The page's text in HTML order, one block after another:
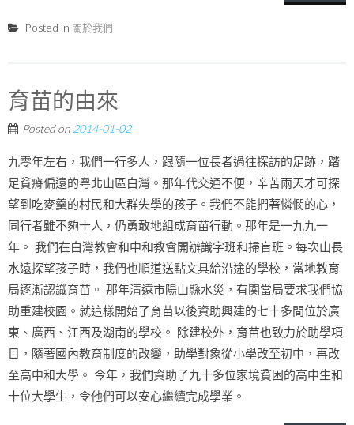
Posted in 關於我們
育苗的由來
Posted on 2014-01-02
九零年左右，我們一行多人，跟隨一位長者過往探訪的足跡，踏
足貧瘠偏遠的粵北山區白灣。那年代交通不便，辛苦兩天才可探
望到吃麥羹的村民和大群失學的孩子。我們不能捫著憐憫的心，
同行者雖不夠十人，仍勇敢地組成育苗行動。那年是一九九一
年。 我們在白灣教會和中和教會開辦識字班和掃盲班。每次山長
水遠探望孩子時，我們也順道送點文具給沿途的學校，當地教育
局逐漸認識育苗。 那年清遠市陽山縣水災，有関當局要求我們協
助重建校園。就這樣開始了育苗以後資助興建的七十多間位於廣
東、廣西、江西及湖南的學校。 除建校外，育苗也致力於助學項
目，隨著國內教育制度的改變，助學對象從小學改至初中，再改
至高中和大學。 今年，我們資助了九十多位家境貧困的高中生和
十位大學生，令他們可以安心繼續完成學業。